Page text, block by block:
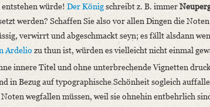
würde! Der Königschreibt z. B. immer
werden? Schaffen Sie also vor allen Dingen die
verwirrt und abgeschmackt seyn; es fällt alsdann
Ardelio zu thun ist, würden es vielleicht nicht einmal
innere Titel und ohne unterbrechende Vignetten
in Bezug auf typographische Schönheit sogleich
wegfallen müssen, weil sie ohnehin entbehrlich